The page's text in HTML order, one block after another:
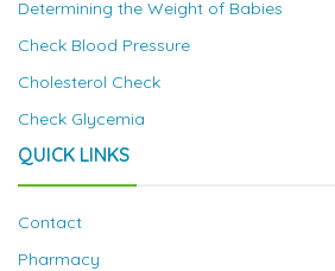
Determining the Weight of Babies
Check Blood Pressure
Cholesterol Check
Check Glycemia
QUICK LINKS
Contact
Pharmacy